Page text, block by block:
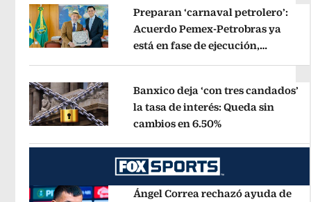
Preparan ‘carnaval petrolero’:
Acuerdo Pemex-Petrobras ya
está en fase de ejecución,
Banxico deja ‘con tres candados’
la tasa de interés: Queda sin
cambios en 6.50%Opens in new
Ángel Correa rechazó ayuda de